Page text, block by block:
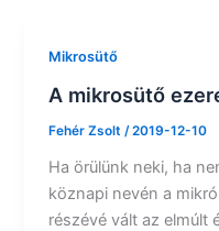
Mikrosütő
A mikrosütő
Fehér Zsolt/2019-12-10
Ha örülünk neki, ha
köznapi nevén a
részévé vált az elmúlt